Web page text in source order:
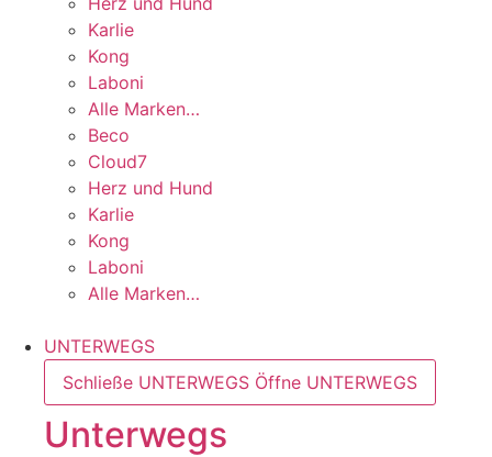
Karlie
Kong
Laboni
Alle Marken…
Beco
Cloud7
Herz und Hund
Karlie
Kong
Laboni
Alle Marken…
UNTERWEGS
Schließe UNTERWEGS Öffne UNTERWEGS
Unterwegs